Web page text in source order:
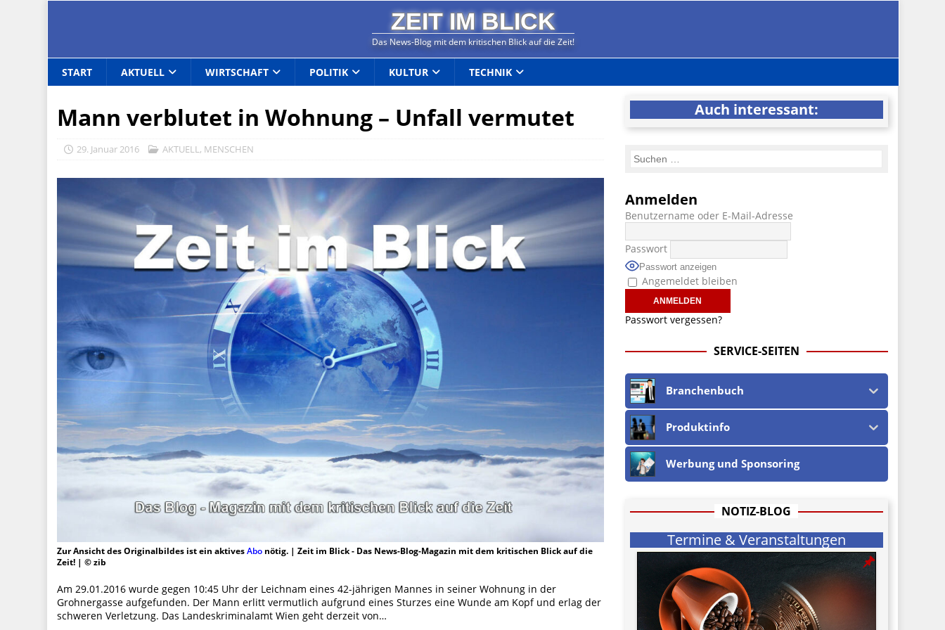
ZEIT IM BLICK
Das News-Blog mit dem kritischen Blick auf die Zeit!
START AKTUELL WIRTSCHAFT POLITIK KULTUR TECHNIK
Mann verblutet in Wohnung – Unfall vermutet
29. Januar 2016 AKTUELL, MENSCHEN
Zur Ansicht des Originalbildes ist ein aktivesAbo nötig. | Zeit im Blick - Das News-Blog-Magazin mit dem kritischen Blick auf die
Zeit! | © zib
Am 29.01.2016 wurde gegen 10:45 Uhr der Leichnam eines 42-jährigen Mannes in seiner Wohnung in der
Grohnergasse aufgefunden. Der Mann erlitt vermutlich aufgrund eines Sturzes eine Wunde am Kopf und erlag der
schweren Verletzung. Das Landeskriminalamt Wien geht derzeit von…
Auch interessant:
Anmelden
Benutzername oder E-Mail-Adresse
Passwort
Passwort anzeigen
Angemeldet bleiben
Passwort vergessen?
SERVICE-SEITEN
Branchenbuch
Produktinfo
Werbung und Sponsoring
NOTIZ-BLOG
Termine & Veranstaltungen